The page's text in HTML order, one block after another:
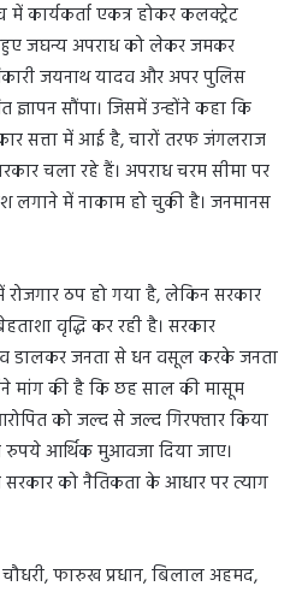
कार्यकर्ता एकत्र होकर कलक्ट्रेट
जघन्य अपराध को लेकर जमकर
जयनाथ यादव और अपर पुलिस
सौंपा। जिसमें उन्होंने कहा कि
सत्ता में आई है, चारों तरफ जंगलराज
चला रहे हैं। अपराध चरम सीमा पर
लगाने में नाकाम हो चुकी है। जनमानस
ठप हो गया है, लेकिन सरकार
वृद्धि कर रही है। सरकार
डालकर जनता से धन वसूल करके जनता
मांग की है कि छह साल की मासूम
को जल्द से जल्द गिरफ्तार किया
रुपये आर्थिक मुआवजा दिया जाए।
को नैतिकता के आधार पर त्याग
फारुख प्रधान, बिलाल अहमद,